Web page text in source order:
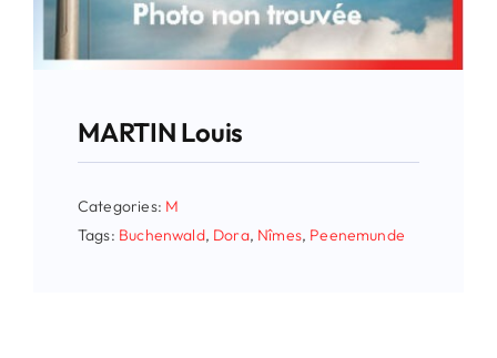
MARTIN Louis
Categories: M
Tags: Buchenwald, Dora, Nîmes, Peenemunde